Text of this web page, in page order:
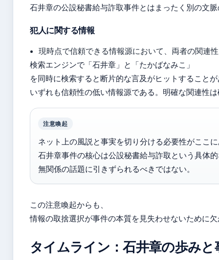
石井章の公設秘書給与詐取事件とはまったく別の文
犯人に関する情報
現時点で信頼できる情報源において、両者の関連
検索エンジンで「石井章」と「たかばなみこ」
を同時に検索すると断片的な言及がヒットすること
いずれも信頼性の低い情報源である。明確な関連性
注意喚起
ネット上の風説と事実を切り分ける必要性がここ
石井章事件の核心は公設秘書給与詐取という具体
無関係の話題に引きずられるべきではない。
この注意喚起からも、
情報の取捨選択が事件の本質を見失わせないために
タイムライン：石井章の歩みと